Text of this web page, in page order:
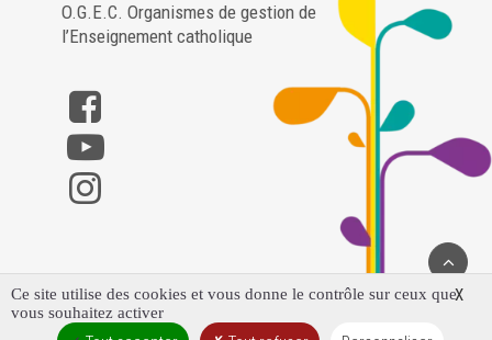
O.G.E.C. Organismes de gestion de
l’Enseignement catholique
Saint Louis Notre Dame – Poligny ©2023 – Tous droits
X
Ce site utilise des cookies et vous donne le contrôle sur ceux que
vous souhaitez activer